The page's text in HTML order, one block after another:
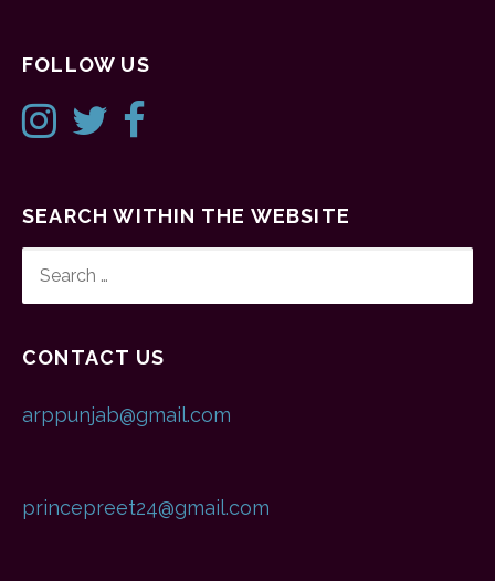
FOLLOW US
SEARCH WITHIN THE WEBSITE
FOR:
CONTACT US
arppunjab@gmail.com
princepreet24@gmail.com